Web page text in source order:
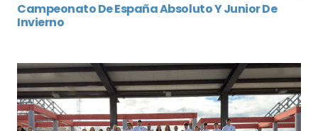
Campeonato De España Absoluto Y Junior De
Invierno